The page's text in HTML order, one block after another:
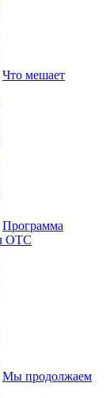
Что мешает
Программа
ОТС
Мы продолжаем